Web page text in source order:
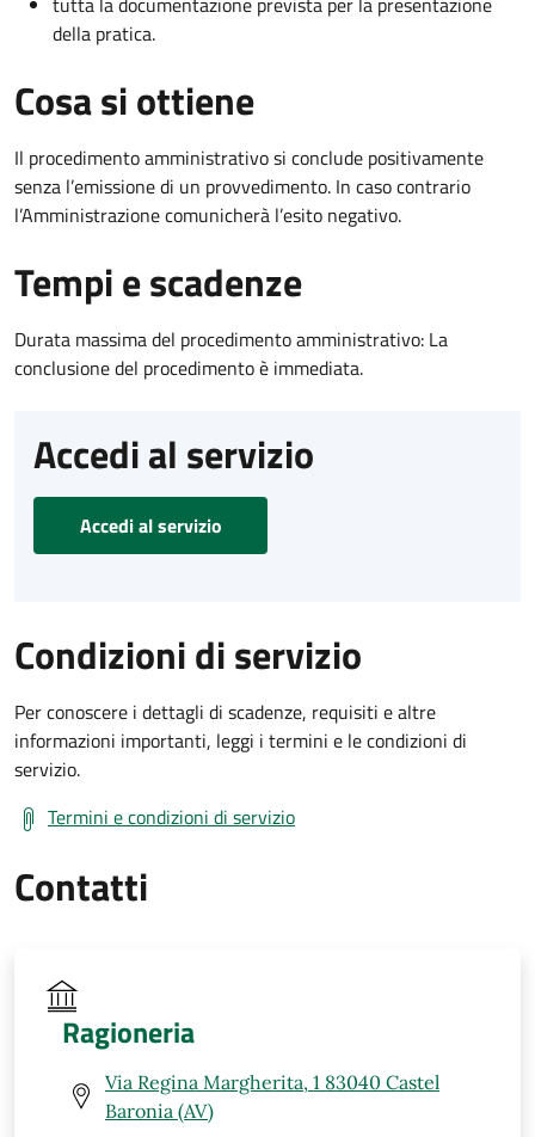
della pratica.
Cosa si ottiene
Il procedimento amministrativo si conclude positivamente
senza l’emissione di un provvedimento. In caso contrario
l’Amministrazione comunicherà l’esito negativo.
Tempi e scadenze
Durata massima del procedimento amministrativo: La
conclusione del procedimento è immediata.
Accedi al servizio
Accedi al servizio
Condizioni di servizio
Per conoscere i dettagli di scadenze, requisiti e altre
informazioni importanti, leggi i termini e le condizioni di
servizio.
Termini e condizioni di servizio
Contatti
Ragioneria
Via Regina Margherita, 1 83040 Castel
Baronia (AV)